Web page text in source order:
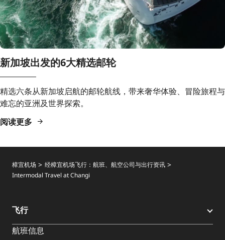
新加坡出发的6大精选邮轮
精选六条从新加坡启航的邮轮航线，带来奢华体验、冒险旅程与
难忘的亚洲及世界探索。
阅读更多
樟宜机场
经樟宜机场飞行：航班、航空公司与出行资讯
Intermodal Travel at Changi
飞行
航班信息